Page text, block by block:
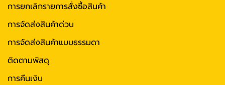
การยกเลิกรายการสั่งซื้อสินค้า
การจัดส่งสินค้าด่วน
การจัดส่งสินค้าแบบธรรมดา
ติดตามพัสดุ
การคืนเงิน